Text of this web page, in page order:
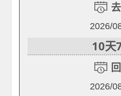
2026/
10天
2026/